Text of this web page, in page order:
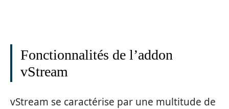
Fonctionnalités de l’addon
vStream
vStream se caractérise par une multitude de